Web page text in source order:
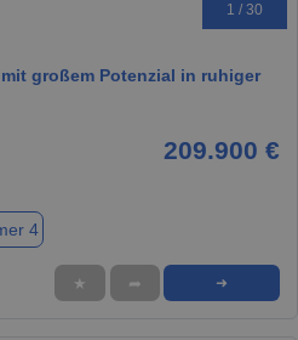
1 / 30
großem Potenzial in ruhiger
209.900 €
4
★ ➦ ➜